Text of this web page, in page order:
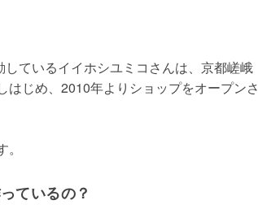
ているイイホシユミコさんは、京都嵯峨
じめ、2010年よりショップをオープンさ
ているの？